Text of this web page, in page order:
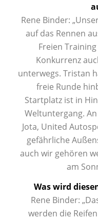
Rene Binder:
auf das Rennen
Freien
Konkurrenz
unterwegs. Tristan
freie Runde
Startplatz ist in
Weltuntergang.
Jota, United
gefährliche
auch wir gehören
am
Was wird
Rene Binder:
werden die